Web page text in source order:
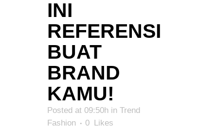
INI
REFERENSI
BUAT
BRAND
KAMU!
Posted at 09:50h in Trend
Fashion
0 Likes